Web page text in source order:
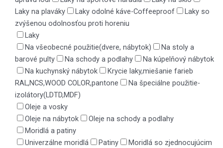
Laky na plaváky
Laky odolné káve-Coffeeproof
Laky so
zvýšenou odolnosťou proti horeniu
Laky
Na všeobecné použitie(dvere, nábytok)
Na stoly a
barové pulty
Na schody a podlahy
Na kúpelňový nábytok
Na kuchynský nábytok
Krycie laky,miešanie farieb
RAL,NCS,WOOD COLOR,pantone
Na špeciálne použitie-
izolátory(LDTD,MDF)
Oleje a vosky
Oleje na nábytok
Oleje na schody a podlahy
Moridlá a patiny
Univerzálne moridlá
Patiny
Moridlá so zjednocujúcim